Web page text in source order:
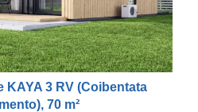
KAYA 3 RV (Coibentata
70 m²